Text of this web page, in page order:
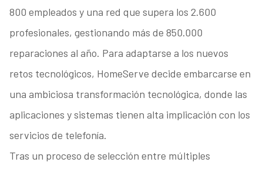
800 empleados y una red que supera los 2.600
profesionales, gestionando más de 850.000
reparaciones al año. Para adaptarse a los nuevos
retos tecnológicos, HomeServe decide embarcarse en
una ambiciosa transformación tecnológica, donde las
aplicaciones y sistemas tienen alta implicación con los
servicios de telefonía.
Tras un proceso de selección entre múltiples